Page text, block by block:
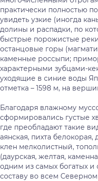
практически полностью
увидеть узкие (иногда
долины и распадки, по
быстрые порожистые
останцовые горы
каменные россыпи;
характерными зубцами-
уходящие в синие воды
отметка – 1598 м, на
Благодаря влажному
сформировались густые
где преобладают такие
аянская, пихта
клен мелколистный,
(даурская, желтая,
одним из самых богатых
составу во всем